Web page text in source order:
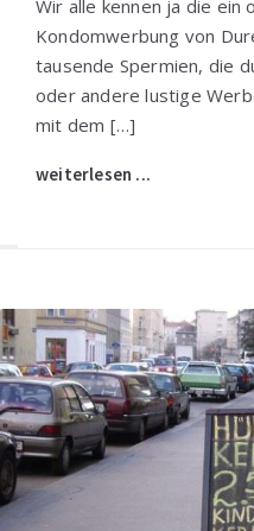
Wir alle kennen ja die ein
Kondomwerbung von
tausende Spermien, die
oder andere lustige
mit dem […]
weiterlesen ...